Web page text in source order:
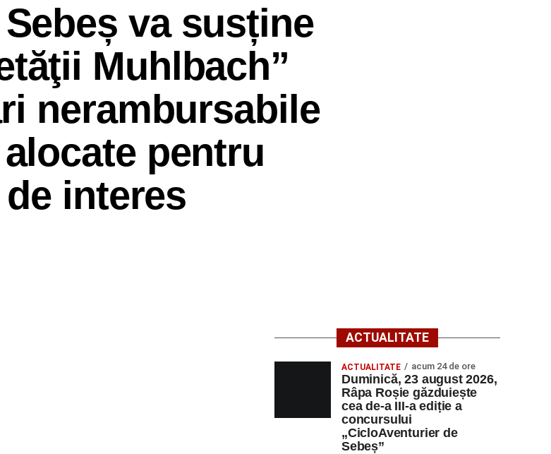
va susține
Muhlbach”
nerambursabile
pentru
interes
ACTUALITATE
ACTUALITATE acum 24 de ore
Duminică, 23 august 2026,
Râpa Roșie găzduiește
cea de-a III-a ediție a
concursului
„CicloAventurier de
Sebeș”